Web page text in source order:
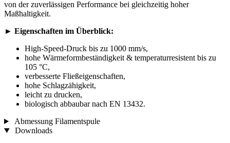
von der zuverlässigen Performance bei gleichzeitig hoher
Maßhaltigkeit.
► Eigenschaften im Überblick:
High-Speed-Druck bis zu 1000 mm/s,
hohe Wärmeformbeständigkeit & temperaturresistent bis zu
105 °C,
verbesserte Fließeigenschaften,
hohe Schlagzähigkeit,
leicht zu drucken,
biologisch abbaubar nach EN 13432.
Abmessung Filamentspule
Downloads